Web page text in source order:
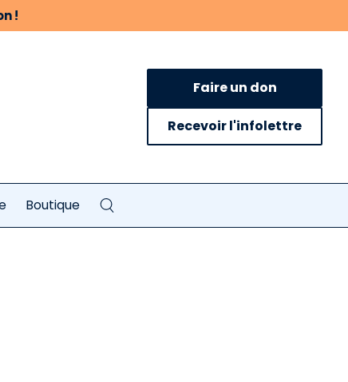
!
Faire un don
Recevoir l'infolettre
Boutique